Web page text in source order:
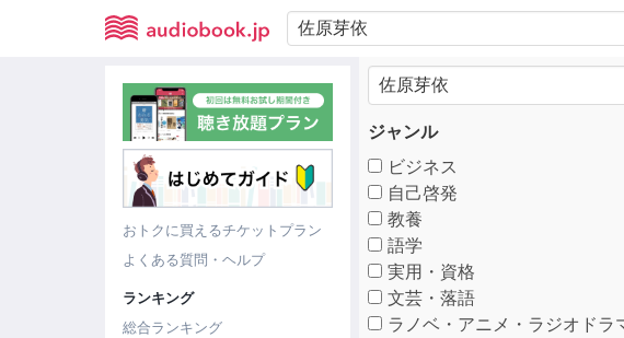
おトクに買えるチケットプラン
よくある質問・ヘルプ
ランキング
総合ランキング
ジャンル
ビジネス
自己啓発
教養
語学
実用・資格
文芸・落語
ラノベ・アニメ・ラジオドラ